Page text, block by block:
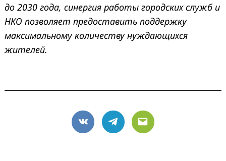
до 2030 года, синергия работы городских служб и
НКО позволяет предоставить поддержку
максимальному количеству нуждающихся
жителей.
VK Telegram
Email